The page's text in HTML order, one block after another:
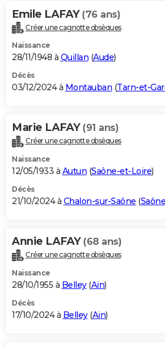
Emile LAFAY (76 ans)
Créer une cagnotte obsèques
Naissance
28/11/1948 à Quillan (Aude)
Décès
03/12/2024 à Montauban (Tarn-et-
Marie LAFAY (91 ans)
Créer une cagnotte obsèques
Naissance
12/05/1933 à Autun (Saône-et-Loire)
Décès
21/10/2024 à Chalon-sur-Saône (
Annie LAFAY (68 ans)
Créer une cagnotte obsèques
Naissance
28/10/1955 à Belley(Ain)
Décès
17/10/2024 à Belley(Ain)